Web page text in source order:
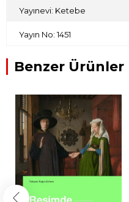
Yayınevi: Ketebe
Yayın No: 1451
Benzer Ürünler